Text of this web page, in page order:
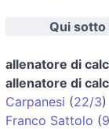
Qui sotto
allenatore di
allenatore di
Carpanesi (22/3)
Franco Sattolo (